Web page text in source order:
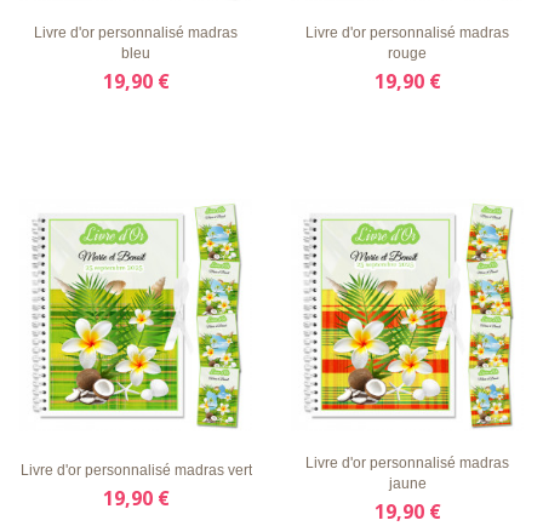
Livre d'or personnalisé madras
bleu
19,90 €
Livre d'or personnalisé madras
rouge
19,90 €
LISTE
D'ENVIE
APERÇU
RAPIDE
DÉTAILS
Livre d'or personnalisé madras vert
19,90 €
LISTE
D'ENVIE
APERÇU
RAPIDE
DÉTAILS
Livre d'or personnalisé madras
jaune
19,90 €